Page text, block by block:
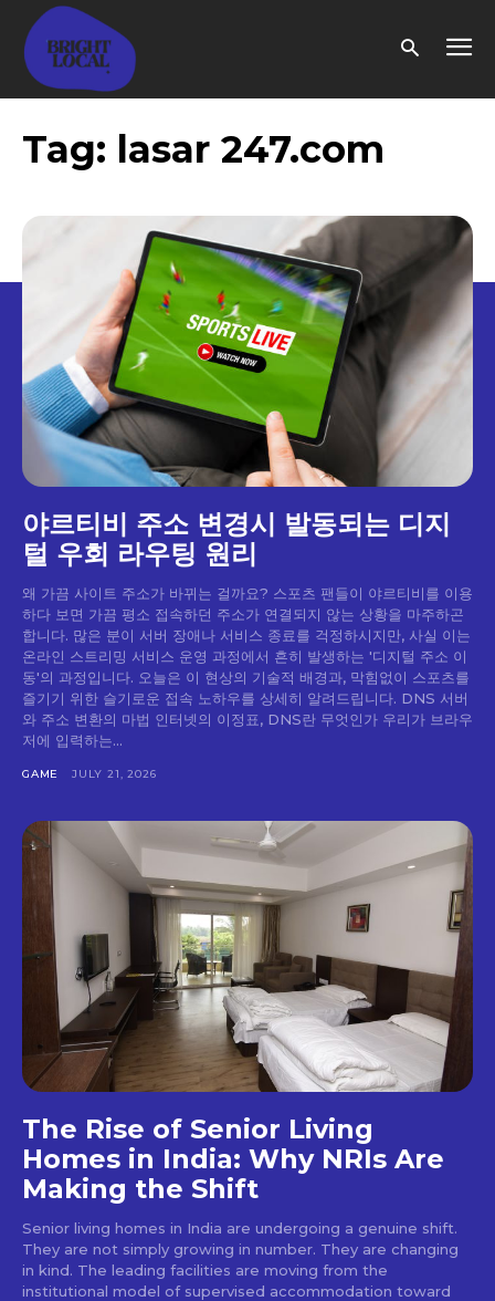
Tag: lasar 247.com
야르티비 주소 변경시 발동되는 디지
털 우회 라우팅 원리
왜 가끔 사이트 주소가 바뀌는 걸까요? 스포츠 팬들이 야르티비를 이용
하다 보면 가끔 평소 접속하던 주소가 연결되지 않는 상황을 마주하곤
합니다. 많은 분이 서버 장애나 서비스 종료를 걱정하시지만, 사실 이는
온라인 스트리밍 서비스 운영 과정에서 흔히 발생하는 '디지털 주소 이
동'의 과정입니다. 오늘은 이 현상의 기술적 배경과, 막힘없이 스포츠를
즐기기 위한 슬기로운 접속 노하우를 상세히 알려드립니다. DNS 서버
와 주소 변환의 마법 인터넷의 이정표, DNS란 무엇인가 우리가 브라우
저에 입력하는...
GAME JULY 21, 2026
The Rise of Senior Living
Homes in India: Why NRIs Are
Making the Shift
Senior living homes in India are undergoing a genuine shift.
They are not simply growing in number. They are changing
in kind. The leading facilities are moving from the
institutional model of supervised accommodation toward